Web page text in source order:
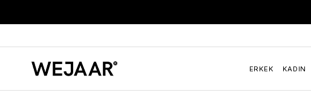
ERKEK KADIN